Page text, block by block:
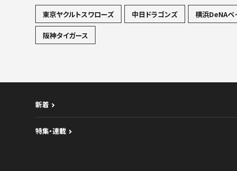
東京ヤクルトスワローズ 中日ドラゴンズ 横浜DeNAベ
阪神タイガース
新着
特集・連載